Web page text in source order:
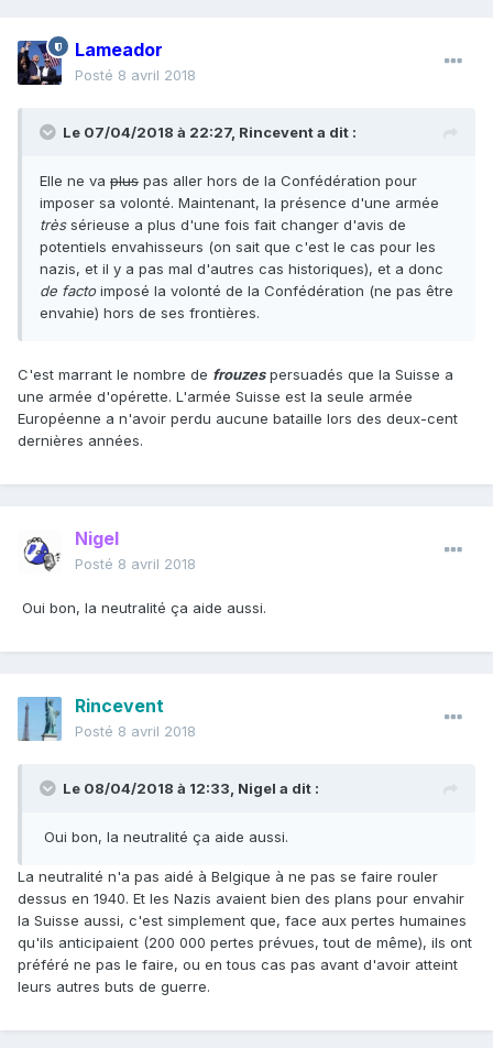
Lameador
Posté 8 avril 2018
Le 07/04/2018 à 22:27, Rinceventa dit :
Elle ne va plus pas aller hors de la Confédération pour
imposer sa volonté. Maintenant, la présence d'une armée
trèssérieuse a plus d'une fois fait changer d'avis de
potentiels envahisseurs (on sait que c'est le cas pour les
nazis, et il y a pas mal d'autres cas historiques), et a donc
de factoimposé la volonté de la Confédération (ne pas être
envahie) hors de ses frontières.
C'est marrant le nombre de frouzespersuadés que la Suisse a
une armée d'opérette. L'armée Suisse est la seule armée
Européenne a n'avoir perdu aucune bataille lors des deux-cent
dernières années.
Nigel
Posté 8 avril 2018
Oui bon, la neutralité ça aide aussi.
Rincevent
Posté 8 avril 2018
Le 08/04/2018 à 12:33, Nigel a dit :
Oui bon, la neutralité ça aide aussi.
La neutralité n'a pas aidé à Belgique à ne pas se faire rouler
dessus en 1940. Et les Nazis avaient bien des plans pour envahir
la Suisse aussi, c'est simplement que, face aux pertes humaines
qu'ils anticipaient (200 000 pertes prévues, tout de même), ils ont
préféré ne pas le faire, ou en tous cas pas avant d'avoir atteint
leurs autres buts de guerre.